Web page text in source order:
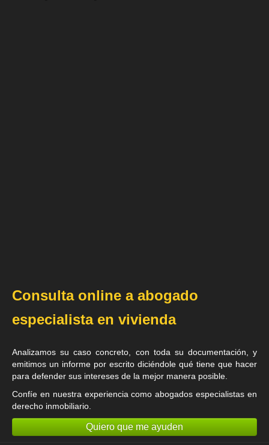
Consulta online a abogado
especialista en vivienda
Analizamos su caso concreto, con toda su documentación, y
emitimos un informe por escrito diciéndole qué tiene que hacer
para defender sus intereses de la mejor manera posible.
Confíe en nuestra experiencia comoabogados especialistas en
derecho inmobiliario
Quiero que me ayuden